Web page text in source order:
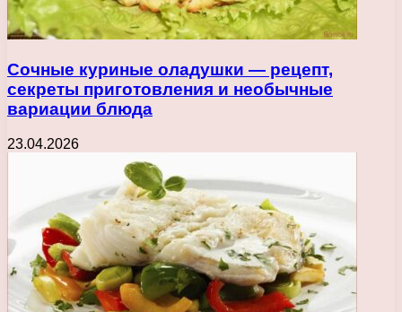
Сочные куриные оладушки — рецепт,
секреты приготовления и необычные
вариации блюда
23.04.2026